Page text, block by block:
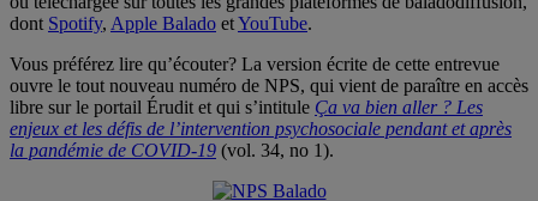
dont Spotify, Apple Balado etYouTube.
Vous préférez lire qu’écouter? La version écrite de cette entrevue
ouvre le tout nouveau numéro de NPS, qui vient de paraître en accès
libre sur le portail Érudit et qui s’intitule Ça va bien aller ? Les
enjeux et les défis de l’intervention psychosociale pendant et après
la pandémie de COVID-19 (vol. 34, no 1).